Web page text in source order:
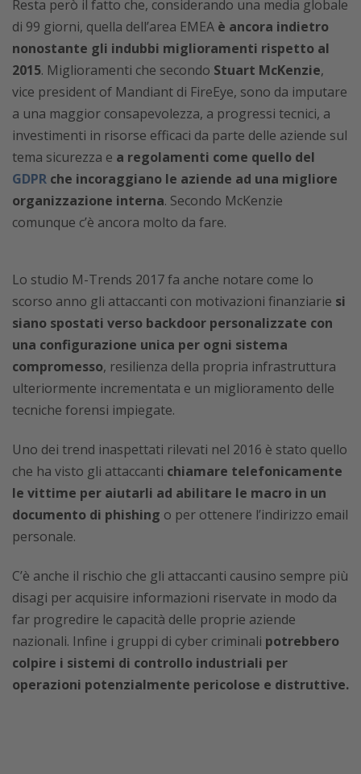
Resta però il fatto che, considerando una media globale
di 99 giorni, quella dell’area EMEA è ancora indietro
nonostante gli indubbi miglioramenti rispetto al
2015. Miglioramenti che secondo Stuart McKenzie,
vice president of Mandiant di FireEye, sono da imputare
a una maggior consapevolezza, a progressi tecnici, a
investimenti in risorse efficaci da parte delle aziende sul
tema sicurezza e a regolamenti come quello del
GDPR che incoraggiano le aziende ad una migliore
organizzazione interna. Secondo McKenzie
comunque c’è ancora molto da fare.
Lo studio M-Trends 2017 fa anche notare come lo
scorso anno gli attaccanti con motivazioni finanziarie si
siano spostati verso backdoor personalizzate con
una configurazione unica per ogni sistema
compromesso, resilienza della propria infrastruttura
ulteriormente incrementata e un miglioramento delle
tecniche forensi impiegate.
Uno dei trend inaspettati rilevati nel 2016 è stato quello
che ha visto gli attaccanti chiamare telefonicamente
le vittime per aiutarli ad abilitare le macro in un
documento di phishing o per ottenere l’indirizzo email
personale.
C’è anche il rischio che gli attaccanti causino sempre più
disagi per acquisire informazioni riservate in modo da
far progredire le capacità delle proprie aziende
nazionali. Infine i gruppi di cyber criminali potrebbero
colpire i sistemi di controllo industriali per
operazioni potenzialmente pericolose e distruttive.